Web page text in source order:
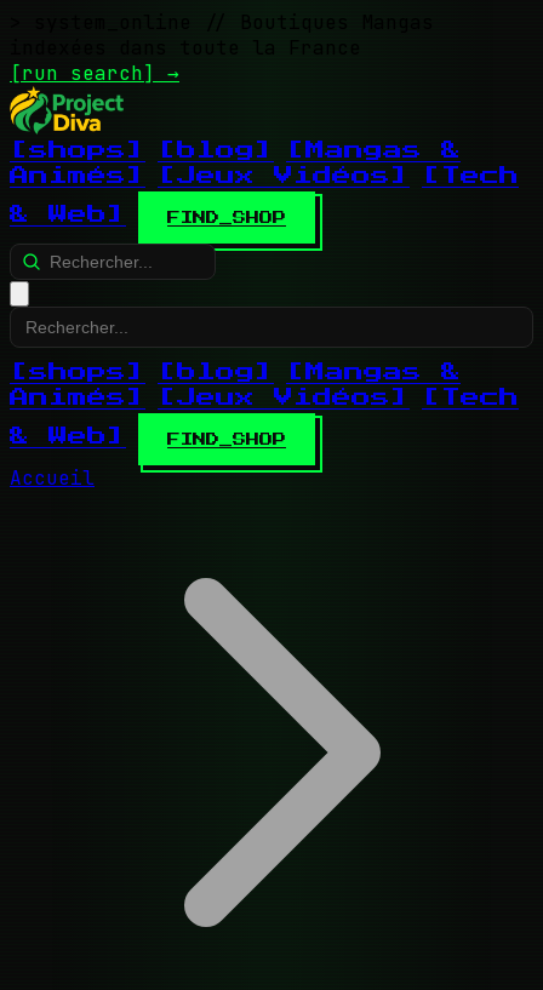
// Boutiques Mangas
indexées dans toute la France
[run search] →
[shops] [blog]
[Mangas &
Animés]
[Jeux Vidéos]
[Tech
& Web]
FIND_SHOP
[shops] [blog]
[Mangas &
Animés]
[Jeux Vidéos]
[Tech
& Web]
FIND_SHOP
Accueil